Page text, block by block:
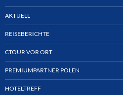
AKTUELL
REISEBERICHTE
CTOUR VOR ORT
PREMIUMPARTNER POLEN
HOTELTREFF